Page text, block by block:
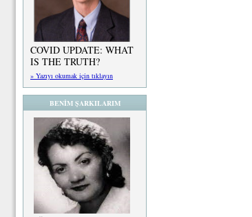
COVID UPDATE: WHAT
IS THE TRUTH?
» Yazıyı okumak için tıklayın
BENİM ŞARKILARIM